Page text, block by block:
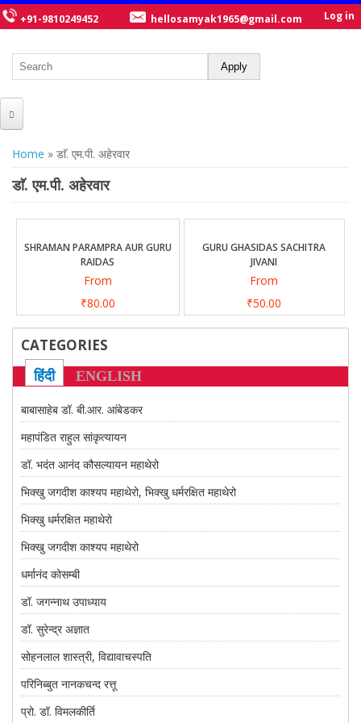
+91-9810249452 hellosamyak1965@gmail.com Log in
ABOUT US
OUR WRITERS
GALLERY
CONTACT US
You are here
Home » डाॅ. एम.पी. अहेरवार
डाॅ. एम.पी. अहेरवार
SHRAMAN PARAMPRA AUR GURU
RAIDAS
From
₹80.00
GURU GHASIDAS SACHITRA
JIVANI
From
₹50.00
CATEGORIES
हिंदी ENGLISH
बाबासाहेब डॉ. बी.आर. आंबेडकर
महापंडित राहुल सांकृत्यायन
डॉ. भदंत आनंद कौसल्यायन महाथेरो
भिक्खु जगदीश काश्यप महाथेरो, भिक्खु धर्मरक्षित महाथेरो
भिक्खु धर्मरक्षित महाथेरो
भिक्खु जगदीश काश्यप महाथेरो
धर्मानंद कोसम्बी
डॉ. जगन्नाथ उपाध्याय
डॉ. सुरेन्द्र अज्ञात
सोहनलाल शास्त्री, विद्यावाचस्पति
परिनिब्बुत नानकचन्द रत्तू
प्रो. डॉ. विमलकीर्ति